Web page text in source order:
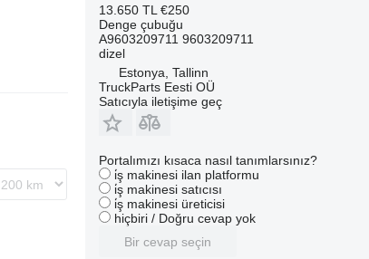
13.650 TL €250
Denge çubuğu
A9603209711 9603209711
dizel
Estonya, Tallinn
TruckParts Eesti OÜ
Satıcıyla iletişime geç
Portalımızı kısaca nasıl tanımlarsınız?
i̇ş makinesi ilan platformu
i̇ş makinesi satıcısı
i̇ş makinesi üreticisi
hiçbiri / Doğru cevap yok
Bir cevap seçin